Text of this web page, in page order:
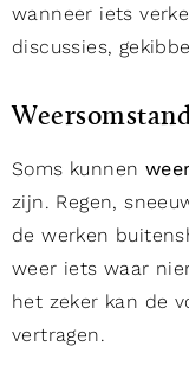
wanneer iets
discussies,
Soms kunnen
zijn. Regen,
de werken
weer iets waar
het zeker kan de
vertragen.